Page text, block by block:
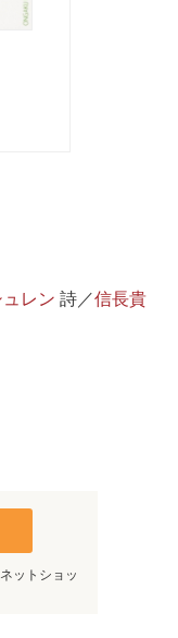
レン 詩／信長貴
ットショッ